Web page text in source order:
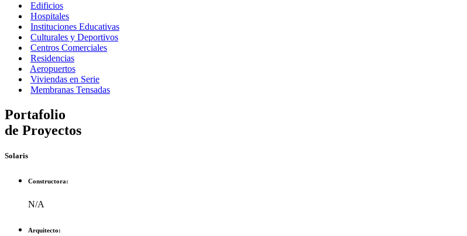
Edificios
Hospitales
Instituciones Educativas
Culturales y Deportivos
Centros Comerciales
Residencias
Aeropuertos
Viviendas en Serie
Membranas Tensadas
Portafolio
de Proyectos
Solaris
Constructora:
N/A
Arquitecto: